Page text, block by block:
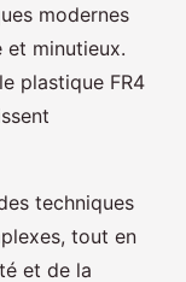
modernes
et minutieux.
plastique FR4
techniques
tout en
et de la